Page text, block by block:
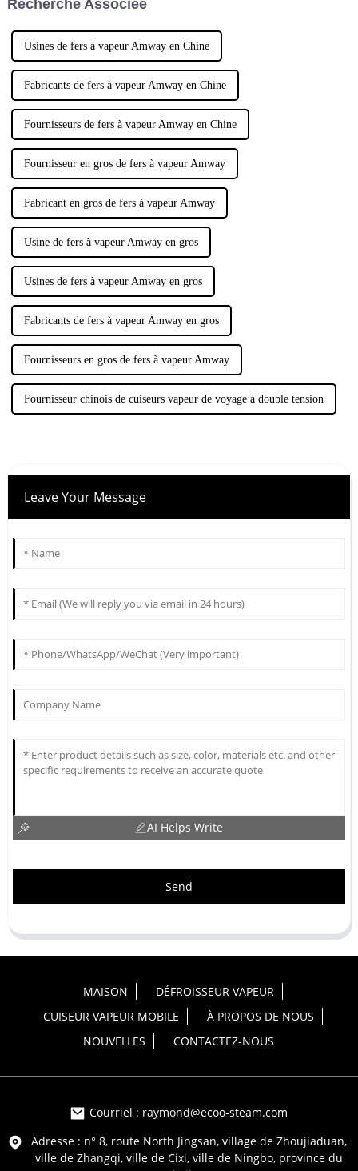
Recherche Associée
Usines de fers à vapeur Amway en Chine
Fabricants de fers à vapeur Amway en Chine
Fournisseurs de fers à vapeur Amway en Chine
Fournisseur en gros de fers à vapeur Amway
Fabricant en gros de fers à vapeur Amway
Usine de fers à vapeur Amway en gros
Usines de fers à vapeur Amway en gros
Fabricants de fers à vapeur Amway en gros
Fournisseurs en gros de fers à vapeur Amway
Fournisseur chinois de cuiseurs vapeur de voyage à double tension
Leave Your Message
AI Helps Write
Send
MAISON
DÉFROISSEUR VAPEUR
CUISEUR VAPEUR MOBILE
À PROPOS DE NOUS
NOUVELLES
CONTACTEZ-NOUS
Courriel : raymond@ecoo-steam.com
Adresse : n° 8, route North Jingsan, village de Zhoujiaduan,
ville de Zhangqi, ville de Cixi, ville de Ningbo, province du